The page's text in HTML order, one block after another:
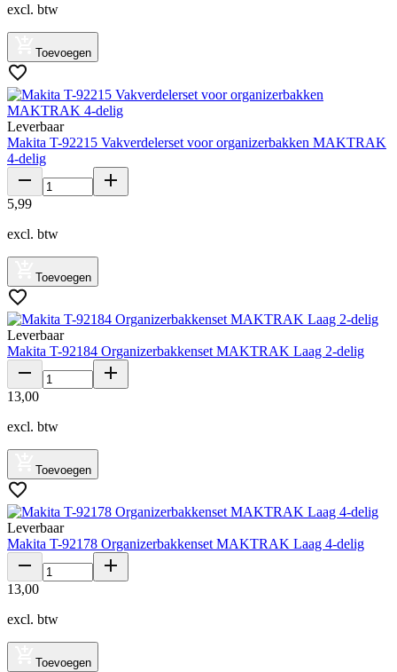
excl. btw
Toevoegen
Leverbaar
Makita T-92215 Vakverdelerset voor organizerbakken MAKTRAK
4-delig
5,99
excl. btw
Toevoegen
Leverbaar
Makita T-92184 Organizerbakkenset MAKTRAK Laag 2-delig
13,00
excl. btw
Toevoegen
Leverbaar
Makita T-92178 Organizerbakkenset MAKTRAK Laag 4-delig
13,00
excl. btw
Toevoegen